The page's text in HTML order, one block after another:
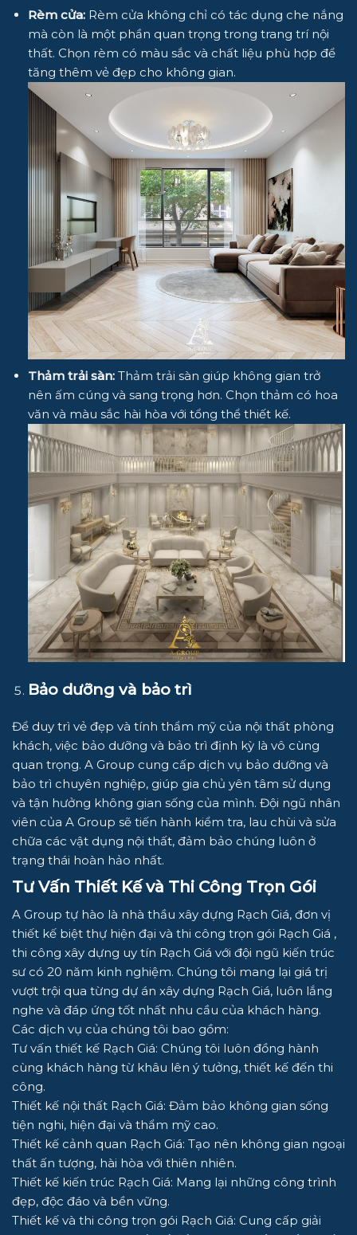
Rèm cửa:Rèm cửa không chỉ có tác dụng che nắng
mà còn là một phần quan trọng trong trang trí nội
thất. Chọn rèm có màu sắc và chất liệu phù hợp để
tăng thêm vẻ đẹp cho không gian.
Thảm trải sàn:Thảm trải sàn giúp không gian trở
nên ấm cúng và sang trọng hơn. Chọn thảm có hoa
văn và màu sắc hài hòa với tổng thể thiết kế.
Bảo dưỡng và bảo trì
Để duy trì vẻ đẹp và tính thẩm mỹ của nội thất phòng
khách, việc bảo dưỡng và bảo trì định kỳ là vô cùng
quan trọng. A Group cung cấp dịch vụ bảo dưỡng và
bảo trì chuyên nghiệp, giúp gia chủ yên tâm sử dụng
và tận hưởng không gian sống của mình. Đội ngũ nhân
viên của A Group sẽ tiến hành kiểm tra, lau chùi và sửa
chữa các vật dụng nội thất, đảm bảo chúng luôn ở
trạng thái hoàn hảo nhất.
Tư Vấn Thiết Kế và Thi Công Trọn Gói
A Group tự hào là nhà thầu xây dựng Rạch Giá, đơn vị
thiết kế biệt thự hiện đại và thi công trọn gói Rạch Giá ,
thi công xây dựng uy tín Rạch Giá với đội ngũ kiến trúc
sư có 20 năm kinh nghiệm. Chúng tôi mang lại giá trị
vượt trội qua từng dự án xây dựng Rạch Giá, luôn lắng
nghe và đáp ứng tốt nhất nhu cầu của khách hàng.
Các dịch vụ của chúng tôi bao gồm:
Tư vấn thiết kế Rạch Giá: Chúng tôi luôn đồng hành
cùng khách hàng từ khâu lên ý tưởng, thiết kế đến thi
công.
Thiết kế nội thất Rạch Giá: Đảm bảo không gian sống
tiện nghi, hiện đại và thẩm mỹ cao.
Thiết kế cảnh quan Rạch Giá: Tạo nên không gian ngoại
thất ấn tượng, hài hòa với thiên nhiên.
Thiết kế kiến trúc Rạch Giá: Mang lại những công trình
đẹp, độc đáo và bền vững.
Thiết kế và thi công trọn gói Rạch Giá: Cung cấp giải